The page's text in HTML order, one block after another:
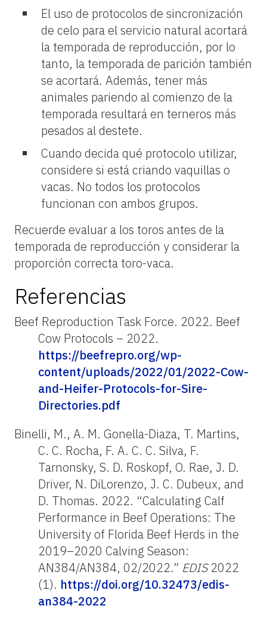
El uso de protocolos de sincronización
de celo para el servicio natural acortará
la temporada de reproducción, por lo
tanto, la temporada de parición también
se acortará. Además, tener más
animales pariendo al comienzo de la
temporada resultará en terneros más
pesados al destete.
Cuando decida qué protocolo utilizar,
considere si está criando vaquillas o
vacas. No todos los protocolos
funcionan con ambos grupos.
Recuerde evaluar a los toros antes de la
temporada de reproducción y considerar la
proporción correcta toro-vaca.
Referencias
Beef Reproduction Task Force. 2022. Beef
Cow Protocols – 2022.
https://beefrepro.org/wp-
content/uploads/2022/01/2022-Cow-
and-Heifer-Protocols-for-Sire-
Directories.pdf
Binelli, M., A. M. Gonella-Diaza, T. Martins,
C. C. Rocha, F. A. C. C. Silva, F.
Tarnonsky, S. D. Roskopf, O. Rae, J. D.
Driver, N. DiLorenzo, J. C. Dubeux, and
D. Thomas. 2022. “Calculating Calf
Performance in Beef Operations: The
University of Florida Beef Herds in the
2019–2020 Calving Season:
AN384/AN384, 02/2022.” EDIS2022
(1). https://doi.org/10.32473/edis-
an384-2022